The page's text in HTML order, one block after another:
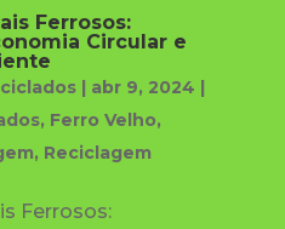
Ferrosos:
Circular e
| abr 9, 2024 |
, Ferro Velho,
, Reciclagem
Ferrosos: